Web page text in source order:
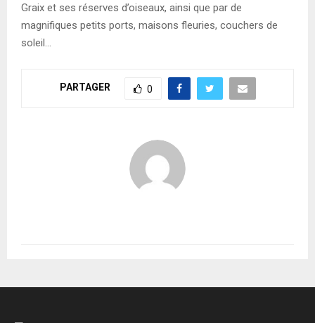
Graix et ses réserves d’oiseaux, ainsi que par de
magnifiques petits ports, maisons fleuries, couchers de
soleil…
PARTAGER 0